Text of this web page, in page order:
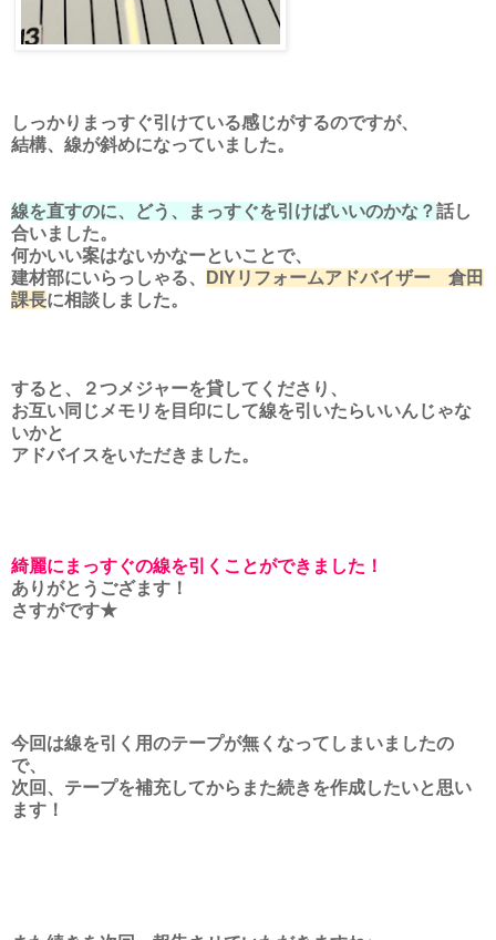
しっかりまっすぐ引けている感じがするのですが、
結構、線が斜めになっていました。
線を直すのに、どう、まっすぐを引けばいいのかな？話し
合いました。
何かいい案はないかなーといことで、
建材部にいらっしゃる、
DIYリフォームアドバイザー 倉田
課長に相談しました。
すると、２つメジャーを貸してくださり、
お互い同じメモリを目印にして線を引いたらいいんじゃな
いかと
アドバイスをいただきました。
綺麗にまっすぐの線を引くことができました！
ありがとうござます！
さすがです★
今回は線を引く用のテープが無くなってしまいましたの
で、
次回、テープを補充してからまた続きを作成したいと思い
ます！